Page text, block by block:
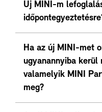
Új MINI-m
Ha az új MINI-met
ugyanannyiba kerül
valamelyik MINI
meg?